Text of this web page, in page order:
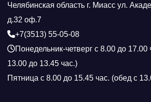
Челябинская область г. Миасс ул.
д.32 оф.7
+7(3513) 55-05-08
Понедельник-четверг с 8.00 до 17.00
13.00 до 13.45 час.)
Пятница с 8.00 до 15.45 час. (обед с